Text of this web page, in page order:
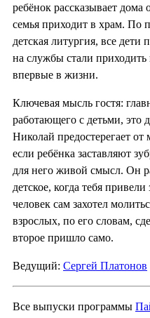
ребёнок рассказывает
семья приходит в храм. По
детская литургия, все
на службы стали
впервые в жизни.
Ключевая мысль гостя:
работающего с детьми, это
Николай предостерегает от
если ребёнка заставляют
для него живой смысл. Он
детское, когда тебя
человек сам захотел
взрослых, по его словам,
второе пришло само.
Ведущий: Сергей Платонов
Все выпуски программы